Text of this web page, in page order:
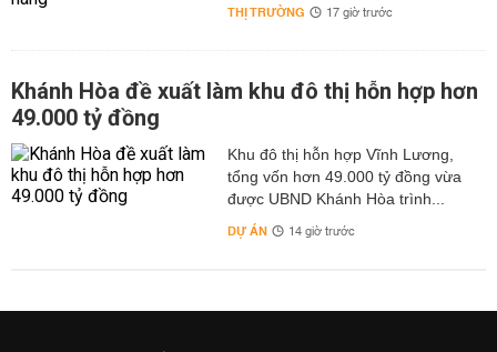
THỊ TRƯỜNG 17 giờ trước
Khánh Hòa đề xuất làm khu đô thị hỗn hợp hơn
49.000 tỷ đồng
Khu đô thị hỗn hợp Vĩnh Lương,
tổng vốn hơn 49.000 tỷ đồng vừa
được UBND Khánh Hòa trình...
DỰ ÁN 14 giờ trước